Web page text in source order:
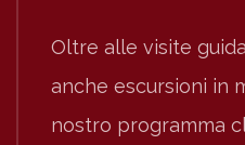
Oltre alle visite
anche escursioni in
nostro programma